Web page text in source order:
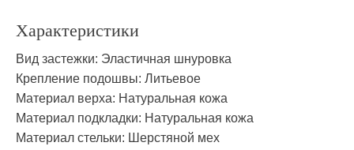
Характеристики
Вид застежки: Эластичная шнуровка
Крепление подошвы: Литьевое
Материал верха: Натуральная кожа
Материал подкладки: Натуральная кожа
Материал стельки: Шерстяной мех